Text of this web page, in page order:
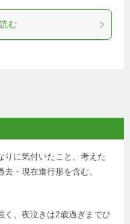
む
りに気付いたこと、考えた
・現在進行形を含む。
、夜泣きは2歳過ぎまでひ